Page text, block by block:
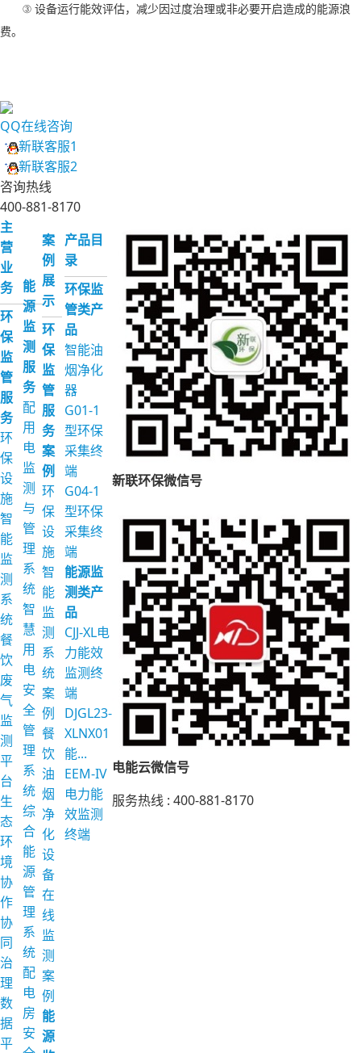
③ 设备运行能效评估，减少因过度治理或非必要开启造成的能源浪
费。
QQ在线咨询
新联客服1
新联客服2
咨询热线
400-881-8170
主
营
业
务
环
保
监
管
服
务
环
保
设
施
智
能
监
测
系
统
餐
饮
废
气
监
测
平
台
生
态
环
境
协
作
协
同
治
理
数
据
平
能
源
监
测
服
务
配
用
电
监
测
与
管
理
系
统
智
慧
用
电
安
全
管
理
系
统
综
合
能
源
管
理
系
统
配
电
房
安
案
例
展
示
环
保
监
管
服
务
案
例
环
保
设
施
智
能
监
测
系
统
案
例
餐
饮
油
烟
净
化
设
备
在
线
监
测
案
例
能
源
产品目
录
环保监
管类产
品
智能油
烟净化
器
G01-1
型环保
采集终
端
G04-1
型环保
采集终
端
能源监
测类产
品
CJJ-XL电
力能效
监测终
端
DJGL23-
XLNX01
能...
EEM-IV
电力能
效监测
终端
新联环保微信号
电能云微信号
服务热线 : 400-881-8170